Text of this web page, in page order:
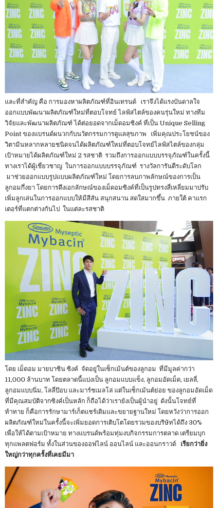
และที่สำคัญ คือ การมองหาผลิตภัณฑ์ที่อินเทรนด์ เราจึงได้แรงบันดาลใจ
ออกแบบพัฒนาผลิตภัณฑ์ใหม่ที่ตอบโจทย์ ไลฟ์สไตล์ของคนรุ่นใหม่ ทางทีม
วิจัยและพัฒนาผลิตภัณฑ์ ได้ต่อยอดจากเม็ดอมซิงค์ ที่เป็น Unique Selling
Point ของแบรนด์ผนวกกับนวัตกรรมการดูแลสุขภาพ เพิ่มคุณประโยชน์ของ
วิตามินหลากหลายชนิดจนได้ผลิตภัณฑ์ใหม่ที่ตอบโจทย์ไลฟ์สไตล์ของกลุ่ม
เป้าหมายได้ผลิตภัณฑ์ใหม่ 2 รสชาติ รวมถึงการออกแบบบรรจุภัณฑ์ในครั้งนี้
ทางเราได้ผู้เชี่ยวชาญ ในการออกแบบบรรจุภัณฑ์ รางวัลการันตีระดับโลก
มาช่วยออกแบบรูปแบบผลิตภัณฑ์ใหม่ โดยการลบภาพลักษณ์ของการเป็น
ลูกอมกึ่งยา โดยการดึงเอกลักษณ์ของเม็ดอมซิงค์ที่เป็นรูปทรงสี่เหลี่ยมมาปรับ
เพิ่มลูกเล่นในการออกแบบให้มีสีสัน สนุกสนาน สดใสมากขึ้น ภายใต้ คาแรก
เตอร์ที่แตกต่างกันไป ในแต่ละรสชาติ
โดย เม็ดอม มายบาซิน ซิงค์ จัดอยู่ในเซ็กเม้นต์ของลูกอม ที่มีมูลค่ากว่า
11,000 ล้านบาท โดยตลาดนี้แบ่งเป็น ลูกอมแบบแข็ง, ลูกอมอัดเม็ด, เยลลี่,
ลูกอมแบบนิ่ม, โลลี่ป๊อบ และมาร์ชเมลโล่ แต่ในเซ็กเม้นต์ย่อย ของลูกอมอัดเม็ด
ที่มีคุณสมบัติจากซิงค์เป็นหลัก ก็ถือได้ว่าเรายังเป็นผู้นำอยู่ ดังนั้นโจทย์ที่
ท้าทาย ก็คือการรักษามาร์เก็ตแชร์เดิมและขยายฐานใหม่ โดยหวังว่าการออก
ผลิตภัณฑ์ใหม่ในครั้งนี้จะเพิ่มยอดการเติบโตโดยรวมของบริษัทได้ถึง 30%
เพื่อให้ได้ตามเป้าหมาย ทางแบรนด์พร้อมทุ่มงบกิจกรรมการตลาด เตรียมบุก
ทุกแพลตฟอร์ม ทั้งในส่วนของออฟไลน์ ออนไลน์ และออนกราวด์ เรียกว่ายิ่ง
ใหญ่กว่าทุกครั้งที่เคยมีมา